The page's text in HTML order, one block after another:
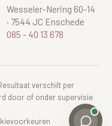
Wesseler-Nering 60-14
· 7544 JC Enschede
085 - 40 13 678
verschilt per
door of onder supervisie